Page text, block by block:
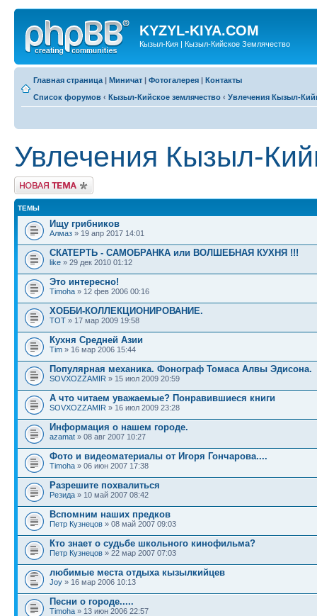
KYZYL-KIYA.COM
Кызыл-Кия | Кызыл-Кийское Землячество
Главная страница | Миничат | Фотогалерея | Контакты
Список форумов ‹ Кызыл-Кийское землячество ‹ Увлечения Кызыл-
Увлечения Кызыл-
Новая тема
ТЕМЫ
Ищу грибников
Алмаз » 19 апр 2017 14:01
СКАТЕРТЬ - САМОБРАНКА или ВОЛШЕБНАЯ КУХНЯ !!!
like » 29 дек 2010 01:12
Это интересно!
Timoha » 12 фев 2006 00:16
ХОББИ-КОЛЛЕКЦИОНИРОВАНИЕ.
TOT » 17 мар 2009 19:58
Кухня Средней Азии
Tim » 16 мар 2006 15:44
Популярная механика. Фонограф Томаса Алвы Эдисона.
SOVXOZZAMIR » 15 июл 2009 20:59
А что читаем уважаемые? Понравившиеся книги
SOVXOZZAMIR » 16 июл 2009 23:28
Информация о нашем городе.
azamat » 08 авг 2007 10:27
Фото и видеоматериалы от Игоря Гончарова....
Timoha » 06 июн 2007 17:38
Разрешите похвалиться
Резида » 10 май 2007 08:42
Вспомним наших предков
Петр Кузнецов » 08 май 2007 09:03
Кто знает о судьбе школьного кинофильма?
Петр Кузнецов » 22 мар 2007 07:03
любимые места отдыха кызылкийцев
Joy » 16 мар 2006 10:13
Песни о городе.....
Timoha » 13 июн 2006 22:57